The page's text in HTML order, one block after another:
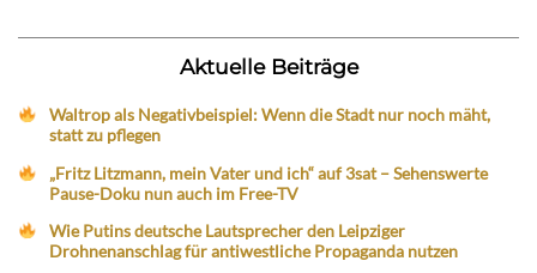
Aktuelle Beiträge
Waltrop als Negativbeispiel: Wenn die Stadt nur noch mäht,
statt zu pflegen
„Fritz Litzmann, mein Vater und ich“ auf 3sat – Sehenswerte
Pause-Doku nun auch im Free-TV
Wie Putins deutsche Lautsprecher den Leipziger
Drohnenanschlag für antiwestliche Propaganda nutzen